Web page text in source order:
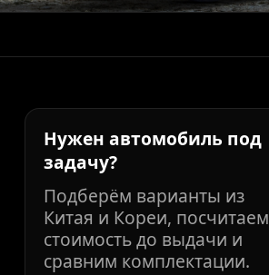
Нужен автомобиль под
задачу?
Подберём варианты из
Китая и Кореи, посчитаем
стоимость до выдачи и
сравним комплектации.